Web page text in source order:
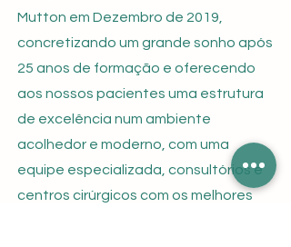
Mutton em Dezembro de 2019,
concretizando um grande sonho após
25 anos de formação e oferecendo
aos nossos pacientes uma estrutura
de excelência num ambiente
acolhedor e moderno, com uma
equipe especializada, consultórios e
centros cirúrgicos com os melhores